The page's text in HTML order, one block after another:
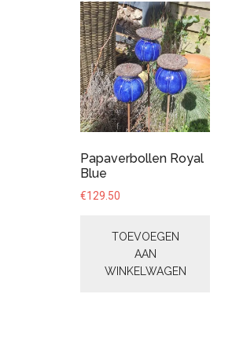
Papaverbollen Royal
Blue
€129.50
TOEVOEGEN
AAN
WINKELWAGEN